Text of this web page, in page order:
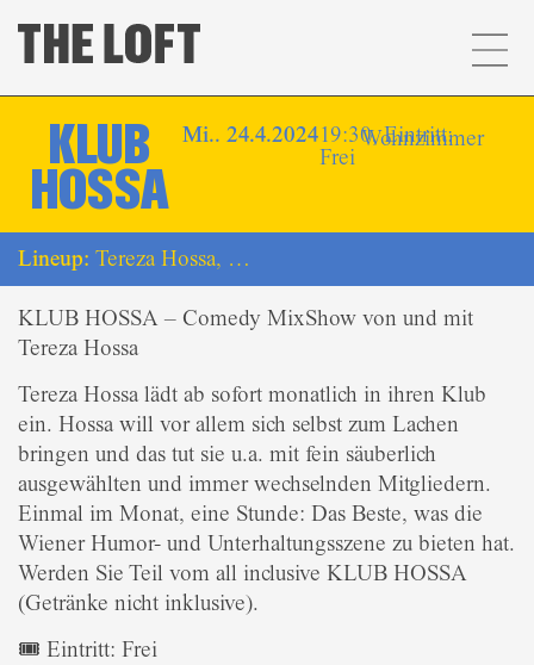
KLUB
HOSSA
Mi.. 24.4.202419:30, Eintritt:
Frei
Wohnzimmer
Lineup: Tereza Hossa, …
KLUB HOSSA – Comedy MixShow von und mit
Tereza Hossa
Tereza Hossa lädt ab sofort monatlich in ihren Klub
ein. Hossa will vor allem sich selbst zum Lachen
bringen und das tut sie u.a. mit fein säuberlich
ausgewählten und immer wechselnden Mitgliedern.
Einmal im Monat, eine Stunde: Das Beste, was die
Wiener Humor- und Unterhaltungsszene zu bieten hat.
Werden Sie Teil vom all inclusive KLUB HOSSA
(Getränke nicht inklusive).
🎟 Eintritt: Frei